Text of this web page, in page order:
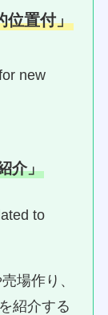
位置付」
new
介」
to
場作り、
紹介する